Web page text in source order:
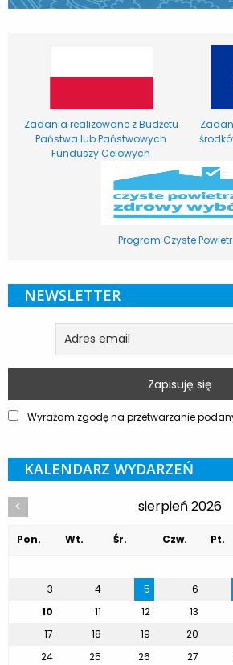
Zadania realizowane z Budżetu
Państwa lub Państwowych
Funduszy Celowych
Program Czyste
NEWSLETTER
Wyrażam zgodę na przetwarzanie
KALENDARZ WYDARZEŃ
< sierpień 2026
Pon. Wt. Śr. Czw. Pt.
3
4 5 6
10
11 12 13
17
18 19 20
24
25 26 27